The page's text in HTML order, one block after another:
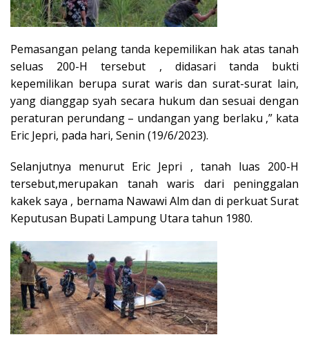
Pemasangan pelang tanda kepemilikan hak atas tanah
seluas 200-H tersebut , didasari tanda bukti
kepemilikan berupa surat waris dan surat-surat lain,
yang dianggap syah secara hukum dan sesuai dengan
peraturan perundang – undangan yang berlaku ,” kata
Eric Jepri, pada hari, Senin (19/6/2023).
Selanjutnya menurut Eric Jepri , tanah luas 200-H
tersebut,merupakan tanah waris dari peninggalan
kakek saya , bernama Nawawi Alm dan di perkuat Surat
Keputusan Bupati Lampung Utara tahun 1980.